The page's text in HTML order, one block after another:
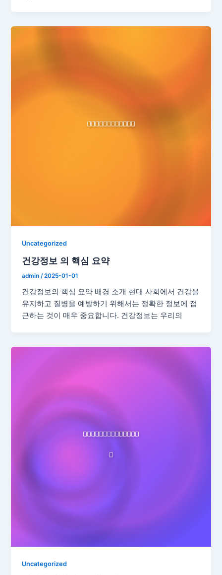
Uncategorized
건강정보 의 핵심 요약
admin /2025-01-01
건강정보의 핵심 요약 배경 소개 현대 사회에서 건강을
유지하고 질병을 예방하기 위해서는 정확한 정보에 접
근하는 것이 매우 중요합니다. 건강정보는 우리의
Uncategorized